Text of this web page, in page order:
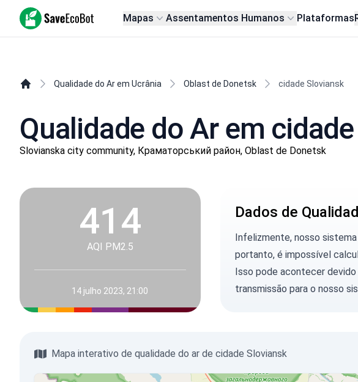
SaveEcoBot Mapas Assentamentos Humanos Plataformas
Qualidade do Ar em Ucrânia Oblast de Donetsk cidade Sloviansk
Qualidade do Ar em
Slovianska city community, Краматорський район, Oblast de Donetsk
414
AQI PM2.5
14 julho 2023, 21:00
Dados de
Infelizmente, nosso
portanto, é impossível
Isso pode acontecer
transmissão para o nosso
Mapa interativo de qualidade do ar de cidade Sloviansk